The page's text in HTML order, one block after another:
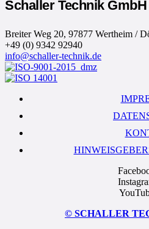
Schaller Technik GmbH
Breiter Weg 20, 97877 Wertheim /
+49 (0) 9342 92940
info@schaller-technik.de
© SCHALLER